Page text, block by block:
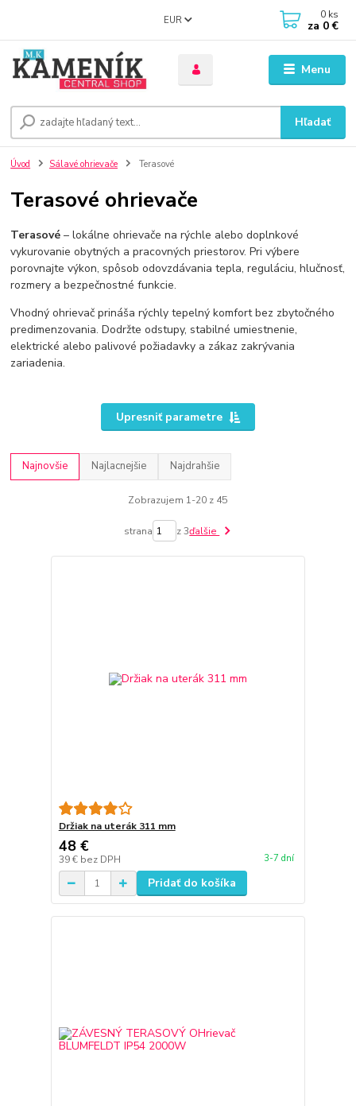
Menu
EUR
Hľadať
0 ks
za 0 €
Úvod Sálavé ohrievače Terasové
Terasové ohrievače
Terasové – lokálne ohrievače na rýchle alebo doplnkové
vykurovanie obytných a pracovných priestorov. Pri výbere
porovnajte výkon, spôsob odovzdávania tepla, reguláciu, hlučnosť,
rozmery a bezpečnostné funkcie.
Vhodný ohrievač prináša rýchly tepelný komfort bez zbytočného
predimenzovania. Dodržte odstupy, stabilné umiestnenie,
elektrické alebo palivové požiadavky a zákaz zakrývania
zariadenia.
Upresniť parametre
Najnovšie Najlacnejšie Najdrahšie
Zobrazujem 1-20 z 45
strana z 3ďalšie
Držiak na uterák 311 mm
48 €
39 € bez DPH 3-7 dní
Pridať do košíka